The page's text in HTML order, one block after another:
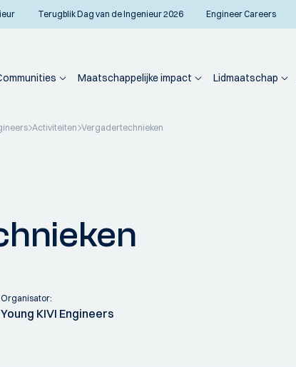
Terugblik Dag van de Ingenieur 2026 Engineer Careers
Maatschappelijke impact Lidmaatschap
Activiteiten Vergadertechnieken
Organisator:
Young KIVI Engineers